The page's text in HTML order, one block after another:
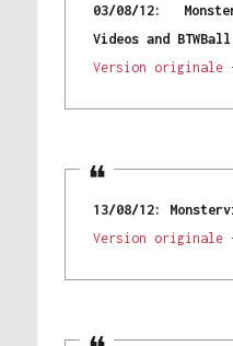
03/08/12:
Videos and
Version originale
13/08/12:
Version originale